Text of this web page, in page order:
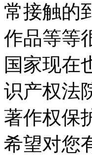
常接触的
作品等等
国家现在
识产权法
著作权保
希望对您